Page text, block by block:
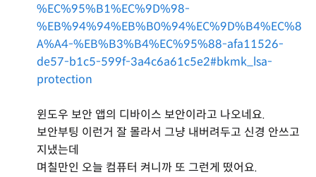
%EC%95%B1%EC%9D%98-
%EB%94%94%EB%B0%94%EC%9D%B4%EC%8
A%A4-%EB%B3%B4%EC%95%88-afa11526-
de57-b1c5-599f-3a4c6a61c5e2#bkmk_lsa-
protection
윈도우 보안 앱의 디바이스 보안이라고 나오네요.
보안부팅 이런거 잘 몰라서 그냥 내버려두고 신경 안쓰고
지냈는데
며칠만인 오늘 컴퓨터 켜니까 또 그런게 떴어요.